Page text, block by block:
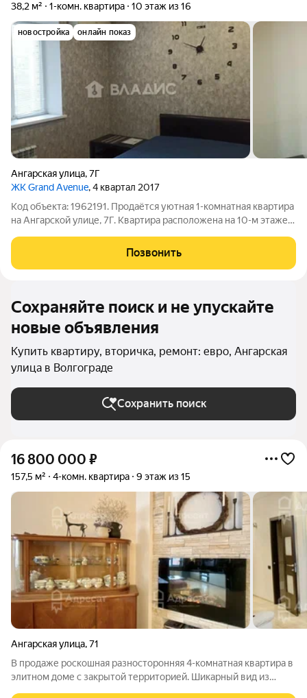
38,2 м² 1-комн. квартира 10 этаж из 16
новостройка онлайн показ
Ангарская улица,7Г
ЖК Grand Avenue, 4 квартал 2017
Код объекта: 1962191. Продаётся уютная 1-комнатная квартира
на Ангарской улице, 7Г. Квартира расположена на 10-м этаже
Общая площадь квартиры 38,2 кв. м, жилая 20 кв. м, кухня 10
кв. м.
Позвонить
Сохраняйте поиск и не упускайте
новые объявления
Купить квартиру, вторичка, ремонт: евро, Ангарская
улица в Волгограде
Сохранить поиск
16 800 000 ₽
157,5 м² 4-комн. квартира 9 этаж из 15
Ангарская улица,71
В продаже роскошная разносторонняя 4-комнатная квартира в
элитном доме с закрытой территорией. Шикарный вид из